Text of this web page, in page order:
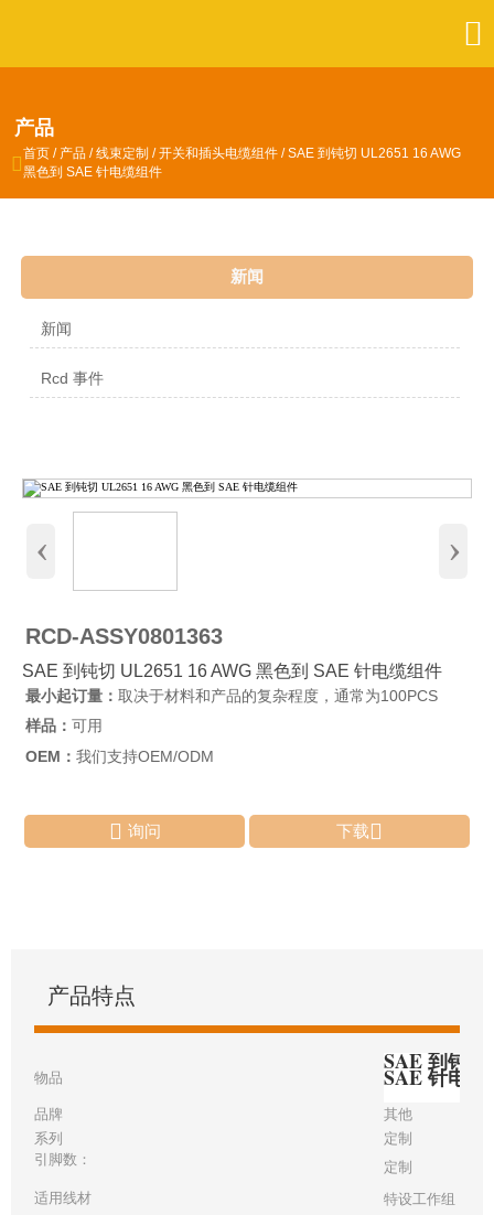

产品
 首页 / 产品 /线束定制 /开关和插头电缆组件 /SAE 到钝切 UL2651 16 AWG
黑色到 SAE 针电缆组件
新闻
新闻
Rcd 事件
‹ ›
RCD-ASSY0801363
SAE 到钝切 UL2651 16 AWG 黑色到 SAE 针电缆组件
最小起订量： 取决于材料和产品的复杂程度，通常为100PCS
样品： 可用
OEM： 我们支持OEM/ODM
 询问 下载
产品特点
物品
SAE 到钝切
SAE 针电缆
品牌
其他
系列
定制
引脚数：
定制
适用线材
特设工作组 16